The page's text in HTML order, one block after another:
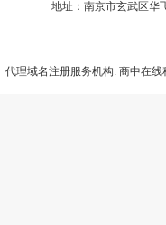
地址： 南京市玄武区华
代理域名注册服务机构: 商中在